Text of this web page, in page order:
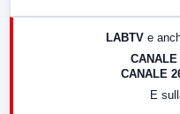
LABTV e
CANALE
CANALE
E